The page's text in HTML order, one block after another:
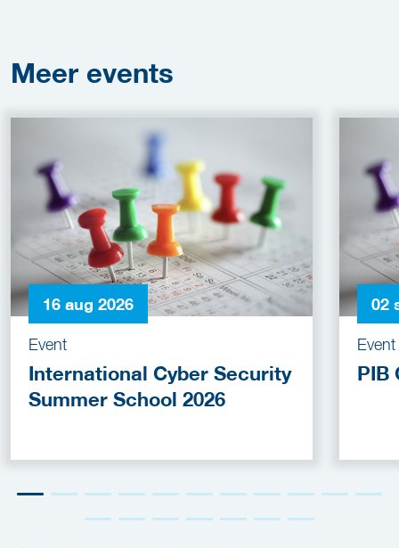
Meer events
16 aug 2026
Event
International Cyber Security
Summer School 2026
02
Event
PIB